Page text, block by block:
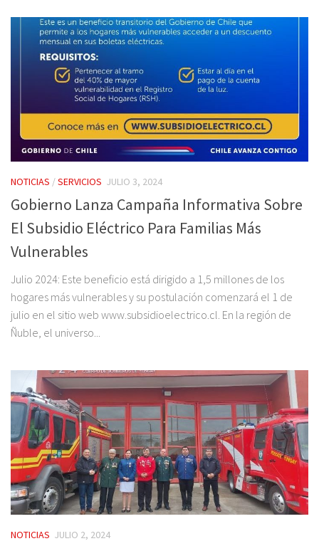
NOTICIAS /SERVICIOS JULIO 3, 2024
Gobierno Lanza Campaña Informativa Sobre
El Subsidio Eléctrico Para Familias Más
Vulnerables
Julio 2024: Este beneficio está dirigido a 1,5 millones de los
hogares más vulnerables y su postulación comenzará el 1 de
julio en el sitio web www.subsidioelectrico.cl. En la región de
Ñuble, el universo...
NOTICIAS JULIO 2, 2024